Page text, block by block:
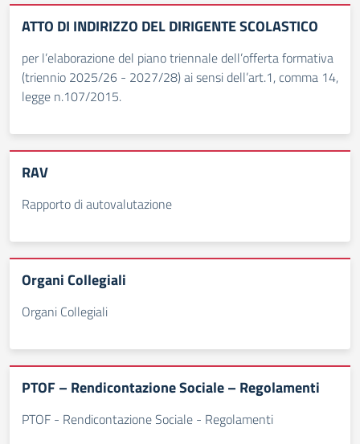
ATTO DI INDIRIZZO DEL DIRIGENTE SCOLASTICO
per l’elaborazione del piano triennale dell’offerta formativa
(triennio 2025/26 - 2027/28) ai sensi dell’art.1, comma 14,
legge n.107/2015.
RAV
Rapporto di autovalutazione
Organi Collegiali
Organi Collegiali
PTOF – Rendicontazione Sociale – Regolamenti
PTOF - Rendicontazione Sociale - Regolamenti